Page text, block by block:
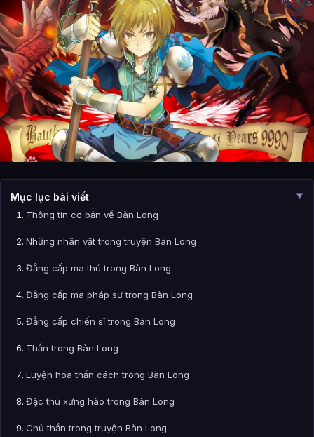
Mục lục bài viết ▼
Thông tin cơ bản về Bàn Long
Những nhân vật trong truyện Bàn Long
Đẳng cấp ma thú trong Bàn Long
Đẳng cấp ma pháp sư trong Bàn Long
Đẳng cấp chiến sĩ trong Bàn Long
Thần trong Bàn Long
Luyện hóa thần cách trong Bàn Long
Đặc thù xưng hào trong Bàn Long
Chủ thần trong truyện Bàn Long